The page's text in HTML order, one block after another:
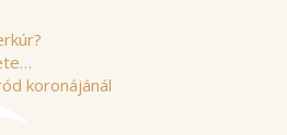
koronájánál